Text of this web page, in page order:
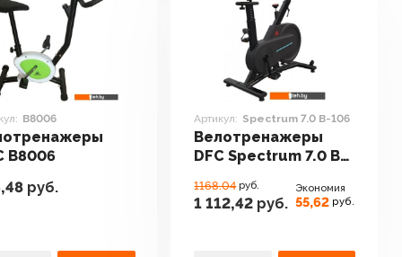
B8006
B8006
руб.
Артикул: Spectrum 7.0 B-106
Велотренажеры
DFC Spectrum 7.0 B-
1168.04 руб.
1 112,42 руб.
Экономия
55,62 руб.